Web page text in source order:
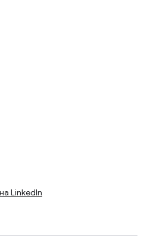
LinkedIn